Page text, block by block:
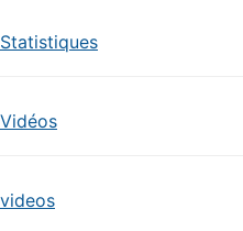
Statistiques
Vidéos
videos